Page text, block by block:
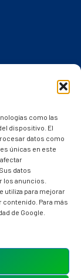
como las
dispositivo. El
datos como
únicas en este
datos
los anuncios.
utiliza para mejorar
Para más
de Google.